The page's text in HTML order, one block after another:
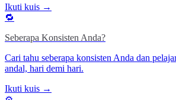
Ikuti kuis →
🔁
Seberapa Konsisten Anda?
Cari tahu seberapa konsisten Anda dan
andal, hari demi hari.
Ikuti kuis →